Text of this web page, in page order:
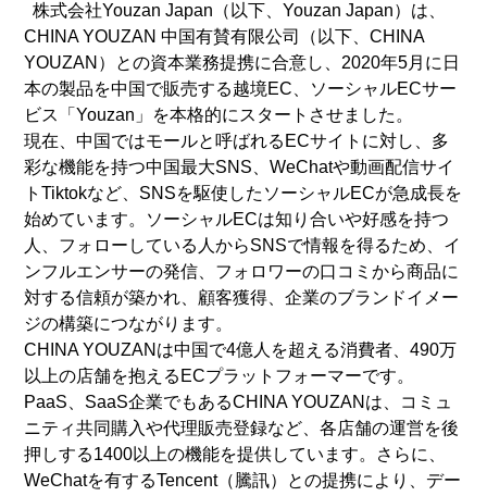
株式会社Youzan Japan（以下、Youzan Japan）は、
CHINA YOUZAN 中国有賛有限公司（以下、CHINA
YOUZAN）との資本業務提携に合意し、2020年5月に日
本の製品を中国で販売する越境EC、ソーシャルECサー
ビス「Youzan」を本格的にスタートさせました。
現在、中国ではモールと呼ばれるECサイトに対し、多
彩な機能を持つ中国最大SNS、WeChatや動画配信サイ
トTiktokなど、SNSを駆使したソーシャルECが急成長を
始めています。ソーシャルECは知り合いや好感を持つ
人、フォローしている人からSNSで情報を得るため、イ
ンフルエンサーの発信、フォロワーの口コミから商品に
対する信頼が築かれ、顧客獲得、企業のブランドイメー
ジの構築につながります。
CHINA YOUZANは中国で4億人を超える消費者、490万
以上の店舗を抱えるECプラットフォーマーです。
PaaS、SaaS企業でもあるCHINA YOUZANは、コミュ
ニティ共同購入や代理販売登録など、各店舗の運営を後
押しする1400以上の機能を提供しています。さらに、
WeChatを有するTencent（騰訊）との提携により、デー